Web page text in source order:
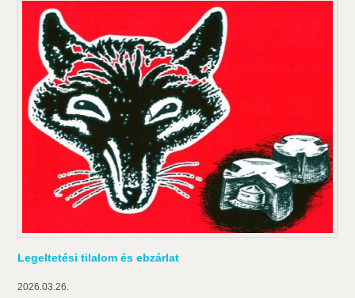
Legeltetési tilalom és ebzárlat
2026.03.26.